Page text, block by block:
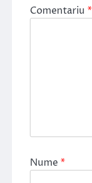
Comentariu *
Nume*